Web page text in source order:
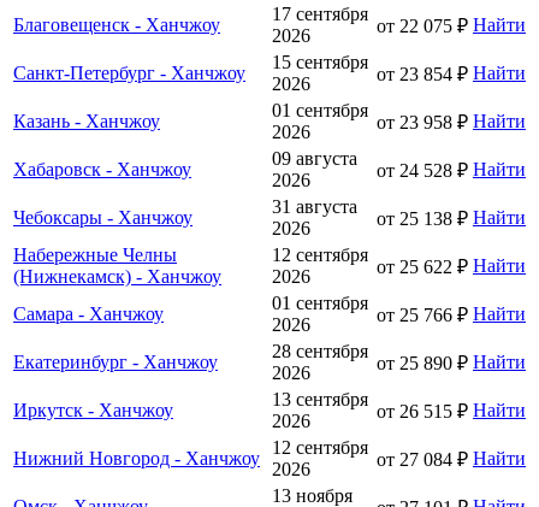
Благовещенск - Ханчжоу
17 сентября
2026
от 22 075 ₽ Найти
Санкт-Петербург - Ханчжоу
15 сентября
2026
от 23 854 ₽ Найти
Казань - Ханчжоу
01 сентября
2026
от 23 958 ₽ Найти
Хабаровск - Ханчжоу
09 августа
2026
от 24 528 ₽ Найти
Чебоксары - Ханчжоу
31 августа
2026
от 25 138 ₽ Найти
Набережные Челны
(Нижнекамск) - Ханчжоу
12 сентября
2026
от 25 622 ₽ Найти
Самара - Ханчжоу
01 сентября
2026
от 25 766 ₽ Найти
Екатеринбург - Ханчжоу
28 сентября
2026
от 25 890 ₽ Найти
Иркутск - Ханчжоу
13 сентября
2026
от 26 515 ₽ Найти
Нижний Новгород - Ханчжоу
12 сентября
2026
от 27 084 ₽ Найти
13 ноября